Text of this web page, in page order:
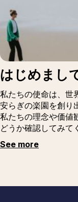
はじめまし
私たちの使命は、世
安らぎの楽園を創り
私たちの理念や価値
どうか確認してみて
See more